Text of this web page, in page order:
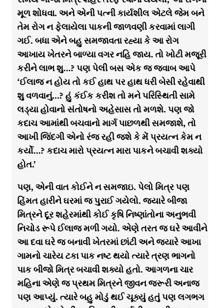
મૂળ શોધવા. અને એની પત્ની કાર્યશીલ એટલે જેમ બને
તેમ રોગ ન ફેલાયેલા પાકની જાળવણી કરવામાં લાગી
ગઈ. બધા એને બહુ સમજાવતા રહ્યા કે આ રોગ
આખાય ખેતરને બાળ્યા વગર નહિ જાય. તો ખોટી મજૂરી
કરીને લાભ શુ…? પણ પેલી બસ એક જ જવાબ આપે
‘ઈલાજ ન હોય તો કઈ હાથ પર હાથ ધરી બેસી રહેવાથી
શુ વળવાનું…? હું કંઈક કરીશ તો મને પરિસ્થિતી સામે
લડ્યા હોવાનો સંતોષનો અહેસાસ તો મળશે. પણ જો
કદાચ આમાંથી બચવાનો માર્ગ પાછળથી સમજાશે, તો
આખી જિંદગી એનો રંજ રહી જશે કે મેં પ્રયત્ન કેમ ન
કર્યો…? કદાચ મારો પ્રયત્ન મારા પાકને બચાવી શક્યો
હોત.’
પણ, એની વાત કોઈને ન સમજાઇ. પેલો મિત્ર પણ
હિંમત હારીને ઘરમાં જ પુરાઈ ગયેલો. જ્યારે બીજા
મિત્રને દૂર શહેરમાંથી કોઈ કૃષિ નિષ્ણાંતોના અનુભવી
નિચોડ રૂપે ઈલાજ મળી ગયો. એણે તરત જ ઘરે આવીને
આ દવા ઘરે જ બનાવી ખેતરમાં છાંટી અને જ્યારે આખા
ગામનો ચારેય ટકા પાક નષ્ટ થયો ત્યારે ત્રણ ભાગનો
પાક બીજો મિત્ર બચાવી શક્યો હતો. આગળના ચાર
મહિના એણે જ પ્રથમ મિત્રને જીવન જરૂરી અનાજ
પણ આપ્યું. ત્યારે બહુ મોડું થઈ ચૂક્યું હતું પણ લગભગ